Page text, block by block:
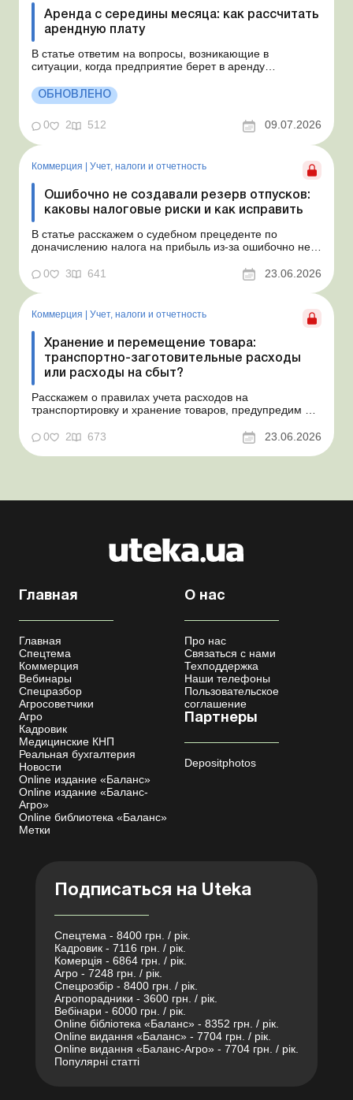
Аренда с середины месяца: как рассчитать
арендную плату
В статье ответим на вопросы, возникающие в
ситуации, когда предприятие берет в аренду
действовать с середины месяца. Предприятие
арендует у физлица автомобиль с 15.07.2026.
Согласно условиям договора арендная плата
составляет 4 000 грн в месяц. Возн...
ОБНОВЛЕНО
0 2 512 09.07.2026
Коммерция | Учет, налоги и отчетность
Ошибочно не создавали резерв отпусков:
каковы налоговые риски и как исправить
В статье расскажем о судебном прецеденте по
доначислению налога на прибыль из-за ошибочно не
рекомендации, как минимизировать налоговые риски.
Проблемные расходы: налоговые риски и судебная
практика Понимаем ваши волнения в связи с
ошибочным несоздан...
0 3 641 23.06.2026
Коммерция | Учет, налоги и отчетность
Хранение и перемещение товара:
транспортно-заготовительные расходы
или расходы на сбыт?
Расскажем о правилах учета расходов на
транспортировку и хранение товаров, предупредим о
нормативное обоснование. Проблемные расходы:
налоговые риски и судебная практика Казалось бы, в
этом вопросе неоднозначности быть не может. Но, как
0 2 673 23.06.2026
Главная
Главная
Спецтема
Коммерция
Вебинары
Спецразбор
Агросоветчики
Агро
Кадровик
Медицинские КНП
Реальная бухгалтерия
Новости
Online издание «Баланс»
Online издание «Баланс-
Агро»
Online библиотека «Баланс»
Метки
О нас
Про нас
Связаться с нами
Техподдержка
Наши телефоны
Пользовательское
соглашение
Партнеры
Depositphotos
Подписаться на Uteka
Спецтема - 8400 грн. / рік.
Кадровик - 7116 грн. / рік.
Комерція - 6864 грн. / рік.
Агро - 7248 грн. / рік.
Спецрозбір - 8400 грн. / рік.
Агропорадники - 3600 грн. / рік.
Вебінари - 6000 грн. / рік.
Online бібліотека «Баланс» - 8352 грн. / рік.
Online видання «Баланс» - 7704 грн. / рік.
Online видання «Баланс-Агро» - 7704 грн. / рік.
Популярні статті